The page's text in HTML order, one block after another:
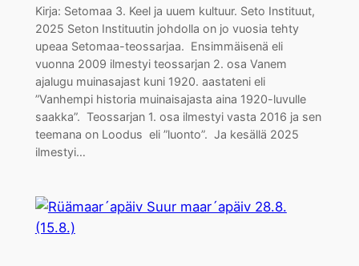
Kirja: Setomaa 3. Keel ja uuem kultuur. Seto Instituut,
2025 Seton Instituutin johdolla on jo vuosia tehty
upeaa Setomaa-teossarjaa. Ensimmäisenä eli
vuonna 2009 ilmestyi teossarjan 2. osa Vanem
ajalugu muinasajast kuni 1920. aastateni eli
”Vanhempi historia muinaisajasta aina 1920-luvulle
saakka”. Teossarjan 1. osa ilmestyi vasta 2016 ja sen
teemana on Loodus eli ”luonto”. Ja kesällä 2025
ilmestyi…